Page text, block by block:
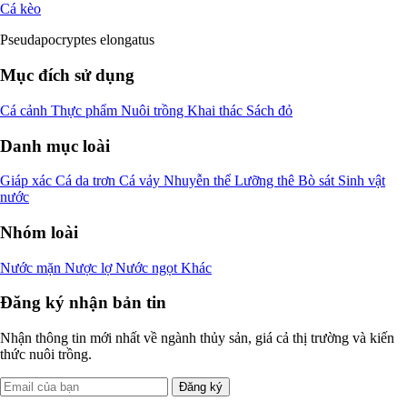
Cá kèo
Pseudapocryptes elongatus
Mục đích sử dụng
Cá cảnh Thực phẩm Nuôi trồng Khai thác Sách đỏ
Danh mục loài
Giáp xác Cá da trơn Cá vảy Nhuyễn thể Lưỡng thê Bò sát Sinh vật
nước
Nhóm loài
Nước mặn Nược lợNước ngọt Khác
Đăng ký nhận bản tin
Nhận thông tin mới nhất về ngành thủy sản, giá cả thị trường và kiến
thức nuôi trồng.
Đăng ký